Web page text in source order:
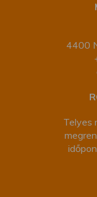
4400
Telyes